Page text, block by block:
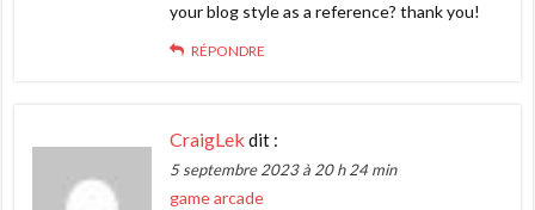
your blog style as a reference? thank you!
RÉPONDRE
CraigLek dit :
5 septembre 2023 à 20 h 24 min
game arcade